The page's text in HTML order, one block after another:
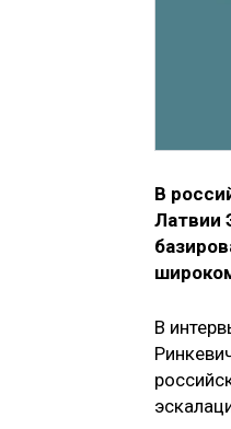
В
Латвии
В